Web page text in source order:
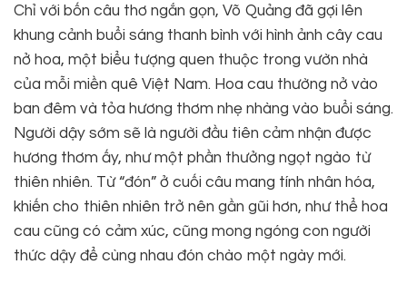
Chỉ với bốn câu thơ ngắn gọn, Võ Quảng đã gợi lên
khung cảnh buổi sáng thanh bình với hình ảnh cây cau
nở hoa, một biểu tượng quen thuộc trong vườn nhà
của mỗi miền quê Việt Nam. Hoa cau thường nở vào
ban đêm và tỏa hương thơm nhẹ nhàng vào buổi sáng.
Người dậy sớm sẽ là người đầu tiên cảm nhận được
hương thơm ấy, như một phần thưởng ngọt ngào từ
thiên nhiên. Từ “đón” ở cuối câu mang tính nhân hóa,
khiến cho thiên nhiên trở nên gần gũi hơn, như thể hoa
cau cũng có cảm xúc, cũng mong ngóng con người
thức dậy để cùng nhau đón chào một ngày mới.